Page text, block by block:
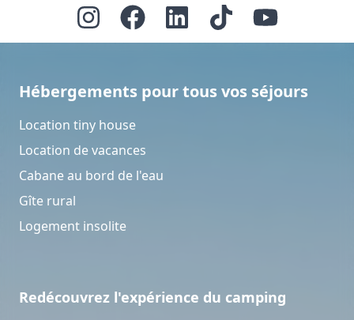
Hébergements pour tous vos séjours
Location tiny house
Location de vacances
Cabane au bord de l'eau
Gîte rural
Logement insolite
Redécouvrez l'expérience du camping